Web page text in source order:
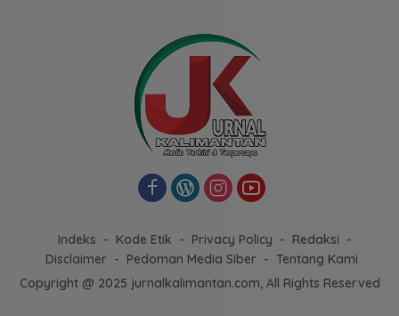
Indeks Kode Etik Privacy Policy
Redaksi
Disclaimer
Pedoman Media Siber
Tentang Kami
Copyright @ 2025 jurnalkalimantan.com, All Rights Reserved